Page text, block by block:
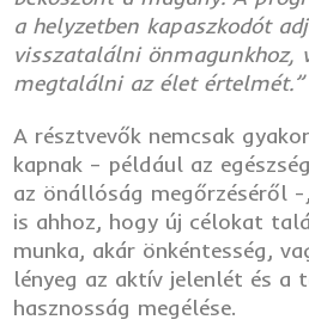
a helyzetben kapaszkodót
visszatalálni önmagunkhoz,
megtalálni az élet értelmét.”
A résztvevők nemcsak
kapnak – például az
az önállóság megőrzéséről
is ahhoz, hogy új célokat
munka, akár önkéntesség,
lényeg az aktív jelenlét és a
hasznosság megélése.